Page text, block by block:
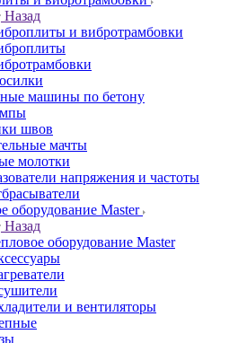
Назад
и вибротрамбовки
машины по бетону
швов
мачты
молотки
напряжения и частоты
оборудование Master
Назад
оборудование Master
и вентиляторы